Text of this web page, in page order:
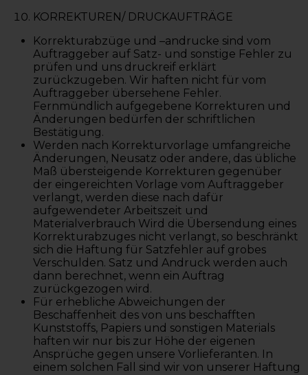
KORREKTUREN/ DRUCKAUFTRÄGE
Korrekturabzüge und –andrucke sind vom
Auftraggeber auf Satz- und sonstige Fehler zu
prüfen und uns druckreif erklärt
zurückzugeben. Wir haften nicht für vom
Auftraggeber übersehene Fehler.
Fernmündlich aufgegebene Korrekturen und
Änderungen bedürfen der schriftlichen
Bestätigung.
Werden nach Korrekturvorlage umfangreiche
Änderungen, Neusatz oder andere, das übliche
Maß übersteigende Korrekturen gegenüber
der eingereichten Vorlage vom Auftraggeber
verlangt, werden diese nach dafür
aufgewendeter Arbeitszeit und
Materialverbrauch Wird die Übersendung eines
Korrekturabzuges nicht verlangt, so beschränkt
sich die Haftung für Satzfehler auf grobes
Verschulden. Satz und Andruck werden auch
dann berechnet, wenn ein Auftrag
zurückgezogen wird.
Für erhebliche Abweichungen der
Beschaffenheit des von uns beschafften
Kunststoffs, Papiers und sonstigen Materials
haften wir nur bis zur Höhe der eigenen
Ansprüche gegen unsere Vorlieferanten. In
einem solchen Fall sind wir von unserer Haftung